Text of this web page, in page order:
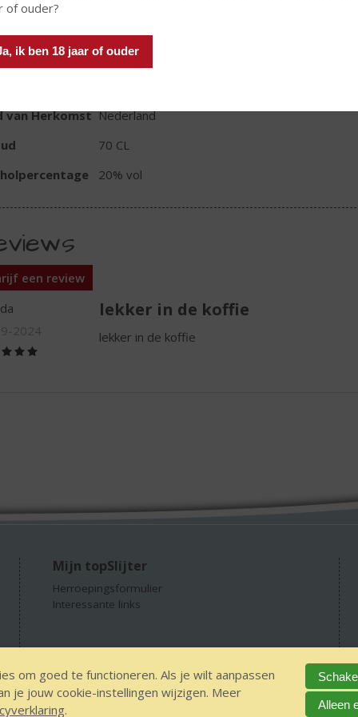
of ouder?
ik ben 18 jaar of ouder
van Herkomst Nederland
70 CL
20% vol
een review
2024
lekker in de koffie
lekker in de koffie
Mijn topSlijter
Herroepingsformulier
Interessante links
18 GEEN alcohol IDIN/ITSME sitemap Privacy Statement
om goed te functioneren. Als je wilt aanpassen
je jouw cookie-instellingen wijzigen. Meer
. Alleen